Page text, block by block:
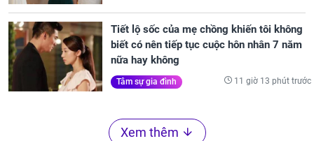
Tiết lộ sốc của mẹ chồng khiến tôi không
biết có nên tiếp tục cuộc hôn nhân 7 năm
nữa hay không
Tâm sự gia đình 11 giờ 13 phút trước
Xem thêm